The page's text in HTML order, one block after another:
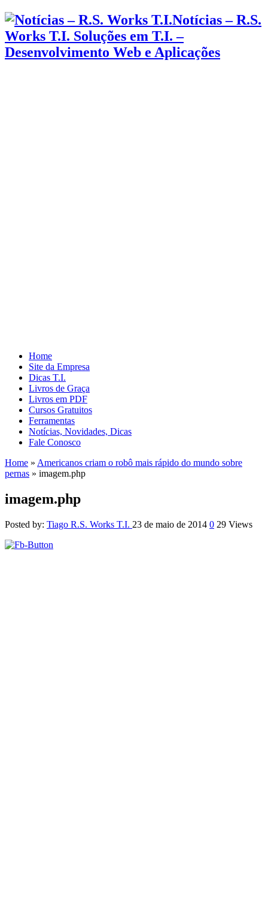
Notícias – R.S.
Works T.I. Soluções em T.I. –
Desenvolvimento Web e Aplicações
Home
Site da Empresa
Dicas T.I.
Livros de Graça
Livros em PDF
Cursos Gratuitos
Ferramentas
Notícias, Novidades, Dicas
Fale Conosco
Home » Americanos criam o robô mais rápido do mundo sobre
pernas » imagem.php
imagem.php
Posted by: Tiago R.S. Works T.I. 23 de maio de 2014 0 29 Views